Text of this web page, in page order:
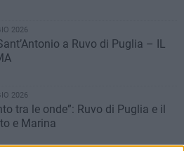
2026
a Ruvo di Puglia – IL
2026
tra le onde”: Ruvo di Puglia e il
e Marina